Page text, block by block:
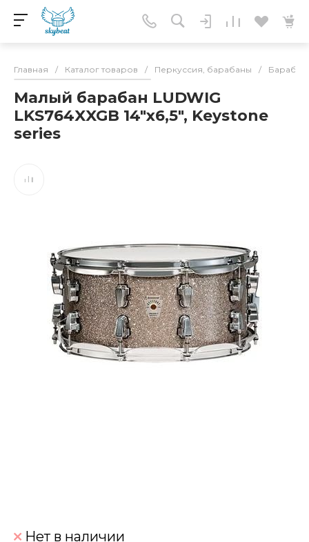
Главная / Каталог товаров / Перкуссия, барабаны /
Малый барабан LUDWIG
LKS764XXGB 14"x6,5", Keystone
series
Нет в наличии